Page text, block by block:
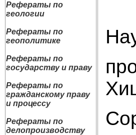
Рефераты по
геологии
Рефераты по
геополитике
Рефераты по
государству и праву
Рефераты по
гражданскому праву
и процессу
Рефераты по
делопроизводству